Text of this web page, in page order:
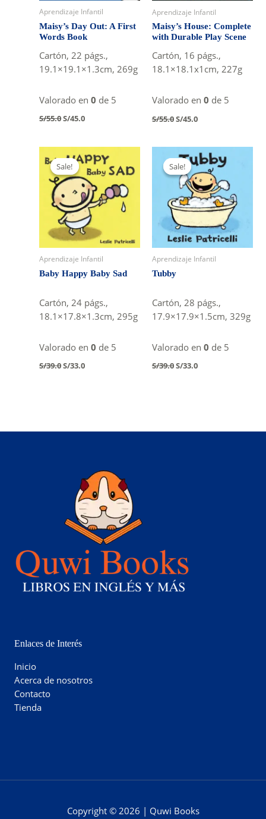
Aprendizaje Infantil
Maisy’s Day Out: A First
Words Book
Cartón, 22 págs.,
19.1×19.1×1.3cm, 269g
Valorado en0 de 5
S/55.0Original
S/55.0.
S/45.0Current
S/45.0.
Aprendizaje Infantil
Maisy’s House: Complete
with Durable Play Scene
Cartón, 16 págs.,
18.1×18.1x1cm, 227g
Valorado en 0 de 5
S/55.0Original
S/55.0.
S/45.0Current
S/45.0.
Sale!
Sale!
Aprendizaje Infantil
Baby Happy Baby Sad
Cartón, 24 págs.,
18.1×17.8×1.3cm, 295g
Valorado en0 de 5
S/39.0Original
S/33.0Current
Sale!
Sale!
Aprendizaje Infantil
Tubby
Cartón, 28 págs.,
17.9×17.9×1.5cm, 329g
Valorado en 0 de 5
S/39.0Original
S/33.0Current
Enlaces de Interés
Inicio
Acerca de nosotros
Contacto
Tienda
Copyright © 2026 | Quwi Books